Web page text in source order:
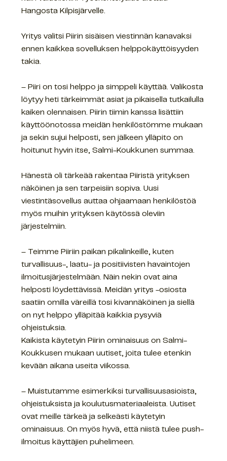
Hangosta Kilpisjärvelle.
Yritys valitsi Piirin sisäisen viestinnän kanavaksi
ennen kaikkea sovelluksen helppokäyttöisyyden
takia.
– Piiri on tosi helppo ja simppeli käyttää. Valikosta
löytyy heti tärkeimmät asiat ja pikaisella tutkailulla
kaiken olennaisen. Piirin tiimin kanssa lisättiin
käyttöönotossa meidän henkilöstömme mukaan
ja sekin sujui helposti, sen jälkeen ylläpito on
hoitunut hyvin itse, Salmi-Koukkunen summaa.
Hänestä oli tärkeää rakentaa Piiristä yrityksen
näköinen ja sen tarpeisiin sopiva. Uusi
viestintäsovellus auttaa ohjaamaan henkilöstöä
myös muihin yrityksen käytössä oleviin
järjestelmiin.
– Teimme Piiriin paikan pikalinkeille, kuten
turvallisuus-, laatu- ja positiivisten havaintojen
ilmoitusjärjestelmään. Näin nekin ovat aina
helposti löydettävissä. Meidän yritys -osiosta
saatiin omilla väreillä tosi kivannäköinen ja siellä
on nyt helppo ylläpitää kaikkia pysyviä
ohjeistuksia.
Kaikista käytetyin Piirin ominaisuus on Salmi-
Koukkusen mukaan uutiset, joita tulee etenkin
kevään aikana useita viikossa.
– Muistutamme esimerkiksi turvallisuusasioista,
ohjeistuksista ja koulutusmateriaaleista. Uutiset
ovat meille tärkeä ja selkeästi käytetyin
ominaisuus. On myös hyvä, että niistä tulee push-
ilmoitus käyttäjien puhelimeen.